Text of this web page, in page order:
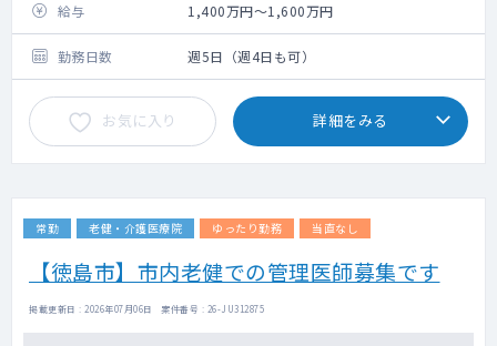
給与 1,400万円～1,600万円
勤務日数 週5日（週4日も可）
お気に入り 詳細をみる
常勤 老健・介護医療院 ゆったり勤務 当直なし
【徳島市】市内老健での管理医師募集です
掲載更新日 : 2026年07月06日 案件番号 : 26-JU312875